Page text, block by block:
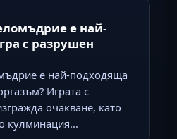
е най-
с разрушен
е най-подходяща
Играта с
очакване, като
кулминация...